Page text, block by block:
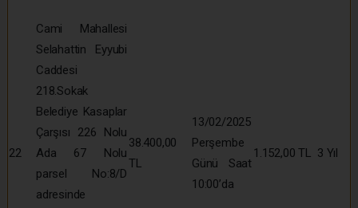
22
Cami Mahallesi
Selahattin Eyyubi
Caddesi
218.Sokak
Belediye Kasaplar
Çarşısı 226 Nolu
Ada 67 Nolu
parsel No:8/D
adresinde
38.400,00
TL
13/02/2025
Perşembe
Günü Saat
10:00’da
1.152,00 TL 3 Yıl